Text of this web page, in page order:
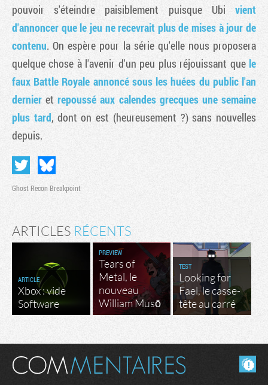
pouvoir s'éteindre paisiblement puisque Ubi vient
d'annoncer que le jeu ne recevrait plus de mises à jour de
contenu. On espère pour la série qu'elle nous proposera
quelque chose à l'avenir d'un peu plus réjouissant que le
faux Battle Royale annoncé sous les huées du public l'an
dernier etrepoussé aux calendes grecques une semaine
plus tard, dont on est (heureusement ?) sans nouvelles
depuis.
Ghost Recon Breakpoint
ARTICLES RÉCENTS
ARTICLE
Xbox : vide
Software
PREVIEW
Tears of
Metal, le
nouveau
William Musō
TEST
Looking for
Fael, le casse-
tête au carré
Masquer les commentaires lus.